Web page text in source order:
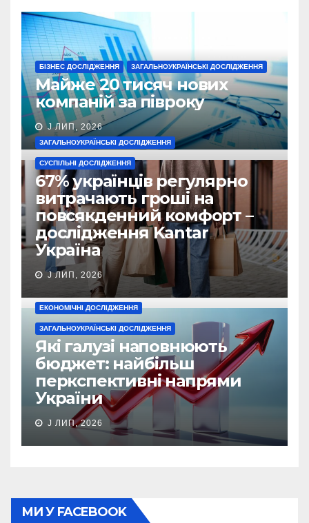
БІЗНЕС ДОСЛІДЖЕННЯ ЗАГАЛЬНОУКРАЇНСЬКІ ДОСЛІДЖЕННЯ
Майже 20 тисяч нових
компаній за півроку
J ЛИП, 2026
ЗАГАЛЬНОУКРАЇНСЬКІ ДОСЛІДЖЕННЯ
СУСПІЛЬНІ ДОСЛІДЖЕННЯ
67% українців регулярно
витрачають гроші на
повсякденний комфорт –
дослідження Kantar
Україна
J ЛИП, 2026
ЕКОНОМІЧНІ ДОСЛІДЖЕННЯ
ЗАГАЛЬНОУКРАЇНСЬКІ ДОСЛІДЖЕННЯ
Які галузі наповнюють
бюджет: найбільш
перкспективні напрями
України
J ЛИП, 2026
МИ У FACEBOOK